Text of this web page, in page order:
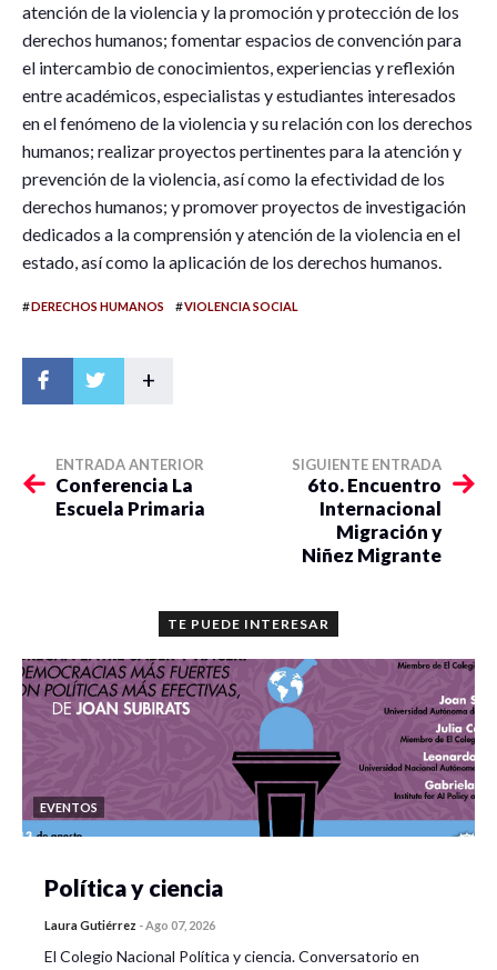
atención de la violencia y la promoción y protección de los
derechos humanos; fomentar espacios de convención para
el intercambio de conocimientos, experiencias y reflexión
entre académicos, especialistas y estudiantes interesados
en el fenómeno de la violencia y su relación con los derechos
humanos; realizar proyectos pertinentes para la atención y
prevención de la violencia, así como la efectividad de los
derechos humanos; y promover proyectos de investigación
dedicados a la comprensión y atención de la violencia en el
estado, así como la aplicación de los derechos humanos.
#DERECHOS HUMANOS #VIOLENCIA SOCIAL
+
ENTRADA ANTERIOR
Conferencia La
Escuela Primaria
SIGUIENTE ENTRADA
6to. Encuentro
Internacional
Migración y
Niñez Migrante
TE PUEDE INTERESAR
EVENTOS
Política y ciencia
Laura Gutiérrez -Ago 07, 2026
El Colegio Nacional Política y ciencia. Conversatorio en